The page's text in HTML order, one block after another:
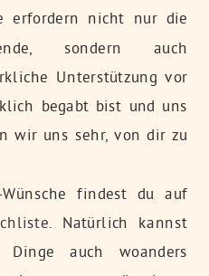
erfordern nicht nur die
sondern auch
Unterstützung vor
begabt bist und uns
wir uns sehr, von dir zu
Wünsche findest du auf
. Natürlich kannst
auch woanders